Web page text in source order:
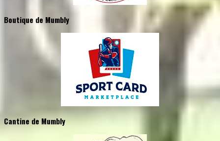
Boutique de Mumbly
Cantine de Mumbly